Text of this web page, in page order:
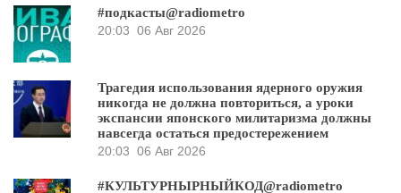
#подкасты@radiometro
20:03 06 Авг 2026
Трагедия использования ядерного оружия
никогда не должна повториться, а уроки
экспансии японского милитаризма должны
навсегда остаться предостережением
20:03 06 Авг 2026
#КУЛЬТУРНЫРНЫЙКОД@radiometro